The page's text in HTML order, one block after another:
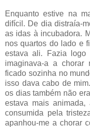
Enquanto estive na
difícil. De dia distraía-
as idas à incubadora.
nos quartos do lado e
estava ali. Fazia logo
imaginava-a a
ficado sozinha no
isso dava cabo de
os dias também não
estava mais
consumida pela
apanhou-me a chorar